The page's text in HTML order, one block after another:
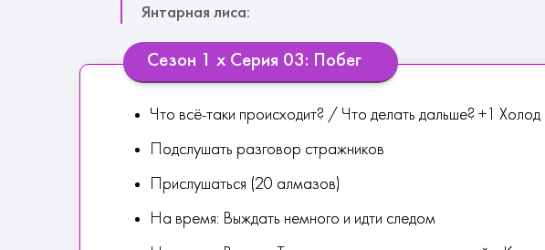
Янтарная лиса:
Сезон 1 х Серия 03: Побег
Что всё-таки происходит? / Что делать дальше? +1 Холод
Подслушать разговор стражников
Прислушаться (20 алмазов)
На время: Выждать немного и идти следом